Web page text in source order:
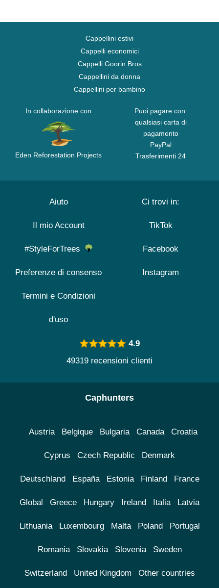
Cappellini estivi
Cappelli economici
Cappelli Goorin Bros
Cappellini da donna
Cappellini per bambino
In collaborazione con
Eden Reforestation Projects
Puoi pagare con:
qualsiasi carta di
pagamento
PayPal
Trasferimenti 24
Aiuto
Il mio Account
#StyleForTrees
Preferenze di consenso
Termini e Condizioni
d'uso
Ci trovi in:
TikTok
Facebook
Instagram
4.9
49319 recensioni clienti
Caphunters
Austria Belgique Bulgaria Canada Croatia
Cyprus Czech Republic Denmark
Deutschland España Estonia Finland France
Global Greece Hungary Ireland Italia Latvia
Lithuania Luxembourg Malta Poland Portugal
Romania Slovakia Slovenia Sweden
Switzerland United Kingdom Other countries